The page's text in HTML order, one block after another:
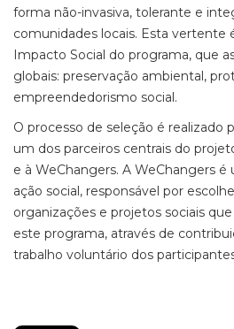
forma não-invasiva, tolerante e
comunidades locais. Esta vertente
Impacto Social do programa, que
globais: preservação ambiental,
empreendedorismo social.
O processo de seleção é realizado
um dos parceiros centrais do
e à WeChangers. A WeChangers
ação social, responsável por
organizações e projetos sociais
este programa, através de
trabalho voluntário dos